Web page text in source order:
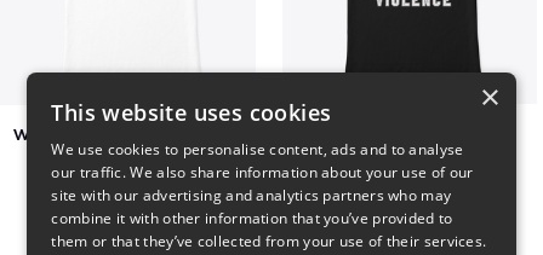
We Stand With Charlie Kirk
$7 $41
×
This website uses cookies
We use cookies to personalise content, ads and to analyse
our traffic. We also share information about your use of our
site with our advertising and analytics partners who may
combine it with other information that you’ve provided to
them or that they’ve collected from your use of their services.